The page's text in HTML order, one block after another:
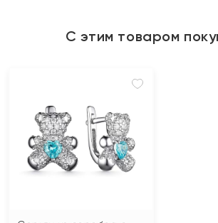
С этим товаром